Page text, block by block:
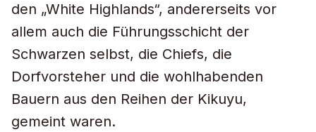
den „White Highlands“, andererseits vor
allem auch die Führungsschicht der
Schwarzen selbst, die Chiefs, die
Dorfvorsteher und die wohlhabenden
Bauern aus den Reihen der Kikuyu,
gemeint waren.